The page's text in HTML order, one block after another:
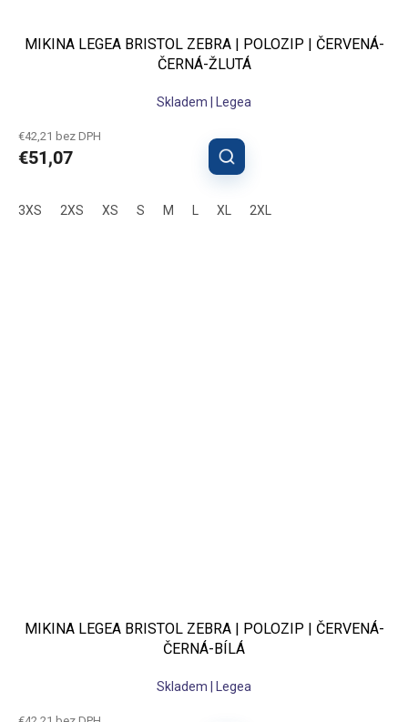
MIKINA LEGEA BRISTOL ZEBRA | POLOZIP | ČERVENÁ-
ČERNÁ-ŽLUTÁ
Skladem | Legea
€42,21 bez DPH
€51,07
3XS 2XS XS S M XL 2XL
MIKINA LEGEA BRISTOL ZEBRA | POLOZIP | ČERVENÁ-
ČERNÁ-BÍLÁ
Skladem | Legea